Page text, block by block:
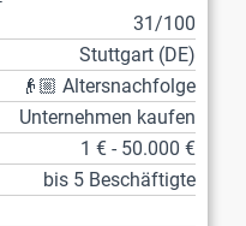
31/100
Stuttgart (DE)
👴🏼 Altersnachfolge
Unternehmen kaufen
1 € - 50.000 €
bis 5 Beschäftigte